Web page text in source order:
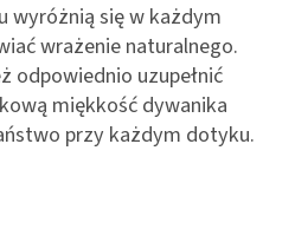
wyróżnią się w każdym
wrażenie naturalnego.
odpowiednio uzupełnić
miękkość dywanika
przy każdym dotyku.